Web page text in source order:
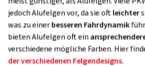
jedoch Alufelgen vor, da sie oftleichter
was zu einerbesseren Fahrdynamik
bieten Alufelgen oft ein
verschiedene mögliche Farben. Hier
der verschiedenen Felgendesigns.